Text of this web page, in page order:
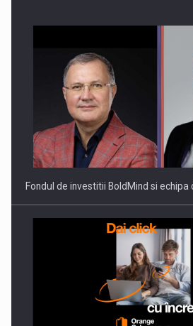
ROOTED IN ROMANIA, BUILT TO
THE…
Fondul de investitii BoldMind si echipa